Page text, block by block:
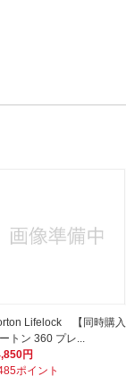
Lifelock 【同時購入
トン 360 プレ...
円
ポイント